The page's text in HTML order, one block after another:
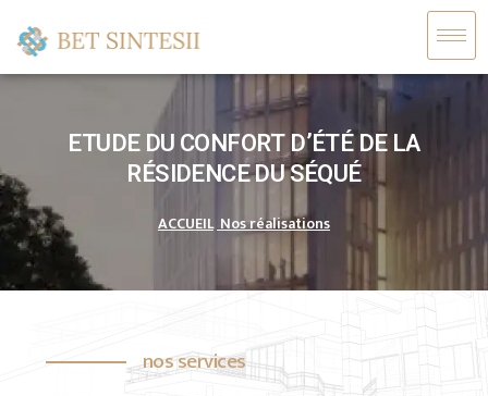
ETUDE DU CONFORT D’ÉTÉ DE LA
RÉSIDENCE DU SÉQUÉ
ACCUEILNos réalisations
nos services